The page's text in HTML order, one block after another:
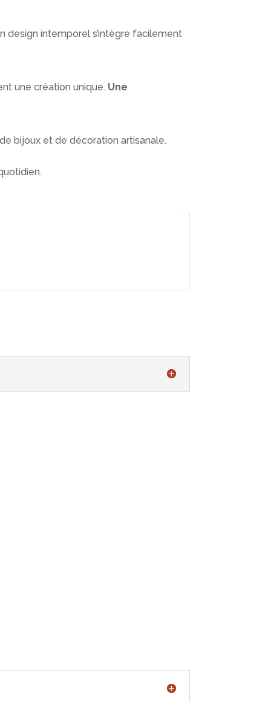
design intemporel s’intègre facilement
une création unique. Une
bijoux et de décoration artisanale.